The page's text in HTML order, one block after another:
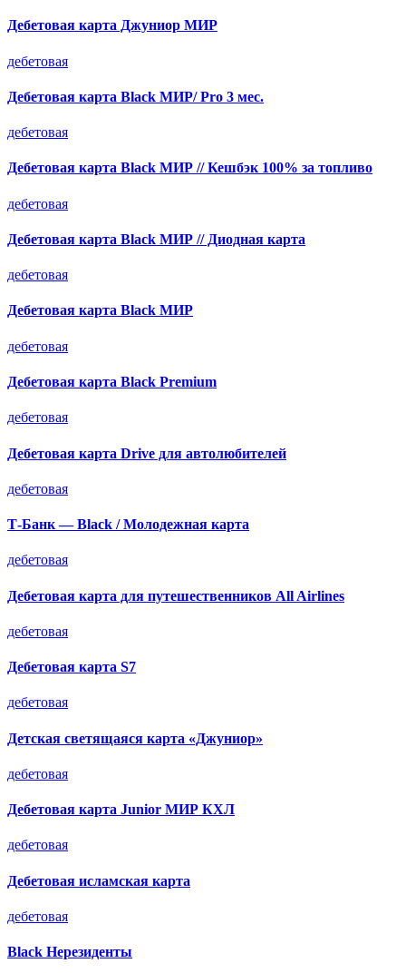
Дебетовая карта Джуниор МИР
дебетовая
Дебетовая карта Black МИР/ Pro 3 мес.
дебетовая
Дебетовая карта Black МИР // Кешбэк 100% за топливо
дебетовая
Дебетовая карта Black МИР // Диодная карта
дебетовая
Дебетовая карта Black МИР
дебетовая
Дебетовая карта Black Premium
дебетовая
Дебетовая карта Drive для автолюбителей
дебетовая
Т-Банк — Black / Молодежная карта
дебетовая
Дебетовая карта для путешественников All Airlines
дебетовая
Дебетовая карта S7
дебетовая
Детская светящаяся карта «Джуниор»
дебетовая
Дебетовая карта Junior МИР КХЛ
дебетовая
Дебетовая исламская карта
дебетовая
Black Нерезиденты